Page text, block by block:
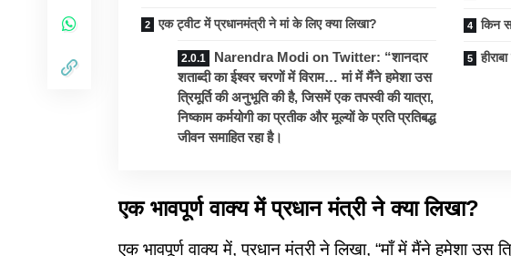
एक ट्वीट में प्रधानमंत्री ने मां के लिए क्या लिखा?
Narendra Modi on Twitter: “शानदार
शताब्दी का ईश्वर चरणों में विराम… मां में मैंने हमेशा उस
त्रिमूर्ति की अनुभूति की है, जिसमें एक तपस्वी की यात्रा,
निष्काम कर्मयोगी का प्रतीक और मूल्यों के प्रति प्रतिबद्ध
जीवन समाहित रहा है।
किन
एक भावपूर्ण वाक्य में प्रधान मंत्री ने क्या लिखा?
एक भावपूर्ण वाक्य में, प्रधान मंत्री ने लिखा, “माँ में मैंने हमेशा उस